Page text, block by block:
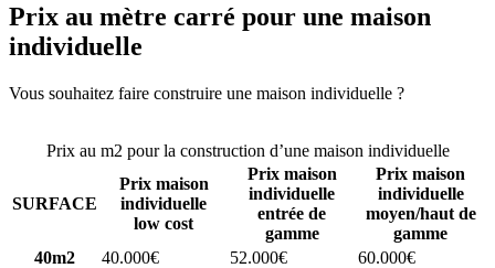
Prix au mètre carré pour une maison
individuelle
Vous souhaitez faire construire une maison individuelle ?
Prix au m2 pour la construction d’une maison individuelle
SURFACE
Prix maison
individuelle
low cost
Prix maison
individuelle
entrée de
gamme
Prix maison
individuelle
moyen/haut de
gamme
40m2
40.000€ 52.000€
60.000€